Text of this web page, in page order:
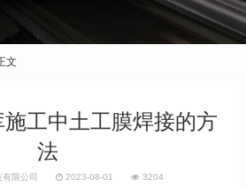
文
工中土工膜焊接的方
法
限公司 2023-08-01 3204